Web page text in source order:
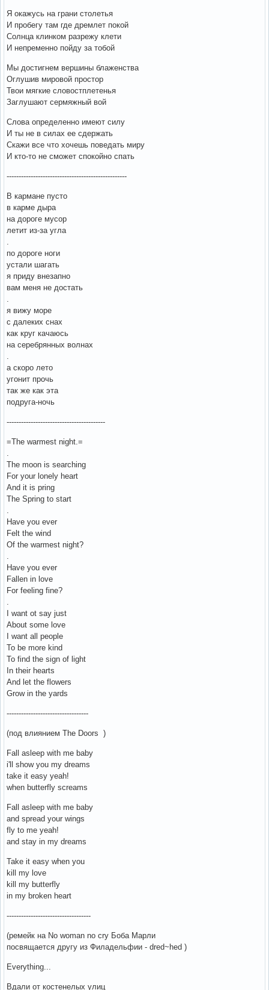
Я окажусь на грани столетья
И пробегу там где дремлет покой
Солнца клинком разрежу клети
И непременно пойду за тобой
Мы достигнем вершины блаженства
Оглушив мировой простор
Твои мягкие словостплетенья
Заглушают сермяжный вой
Слова определенно имеют силу
И ты не в силах ее сдержать
Скажи все что хочешь поведать миру
И кто-то не сможет спокойно спать
--------------------------------------------------
В кармане пусто
в карме дыра
на дороге мусор
летит из-за угла
по дороге ноги
устали шагать
я приду внезапно
вам меня не достать
я вижу море
с далеких снах
как круг качаюсь
на серебрянных волнах
а скоро лето
угонит прочь
так же как эта
подруга-ночь
-----------------------------------------
=The warmest night.=
The moon is searching
For your lonely heart
And it is pring
The Spring to start
Have you ever
Felt the wind
Of the warmest night?
Have you ever
Fallen in love
For feeling fine?
I want ot say just
About some love
I want all people
To be more kind
To find the sign of light
In their hearts
And let the flowers
Grow in the yards
----------------------------------
(под влиянием The Doors )
Fall asleep with me baby
i'll show you my dreams
take it easy yeah!
when butterfly screams
Fall asleep with me baby
and spread your wings
fly to me yeah!
and stay in my dreams
Take it easy when you
kill my love
kill my butterfly
in my broken heart
-----------------------------------
(ремейк на No woman no cry Боба Марли
посвящается другу из Филадельфии - dred~hed )
Everything...
Вдали от костенелых улиц